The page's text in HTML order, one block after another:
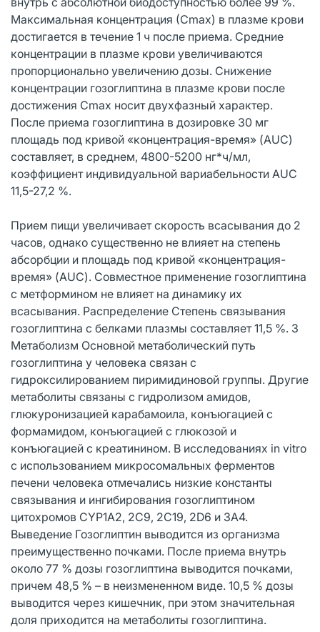
Максимальная концентрация (Сmax) в плазме крови
достигается в течение 1 ч после приема. Средние
концентрации в плазме крови увеличиваются
пропорционально увеличению дозы. Снижение
концентрации гозоглиптина в плазме крови после
достижения Сmax носит двухфазный характер.
После приема гозоглиптина в дозировке 30 мг
площадь под кривой «концентрация-время» (AUC)
составляет, в среднем, 4800-5200 нг*ч/мл,
коэффициент индивидуальной вариабельности AUC
11,5-27,2 %.
Прием пищи увеличивает скорость всасывания до 2
часов, однако существенно не влияет на степень
абсорбции и площадь под кривой «концентрация-
время» (AUC). Совместное применение гозоглиптина
с метформином не влияет на динамику их
всасывания. Распределение Степень связывания
гозоглиптина с белками плазмы составляет 11,5 %. 3
Метаболизм Основной метаболический путь
гозоглиптина у человека связан с
гидроксилированием пиримидиновой группы. Другие
метаболиты связаны с гидролизом амидов,
глюкуронизацией карабамоила, конъюгацией с
формамидом, конъюгацией с глюкозой и
конъюгацией с креатинином. В исследованиях in vitro
с использованием микросомальных ферментов
печени человека отмечались низкие константы
связывания и ингибирования гозоглиптином
цитохромов CYP1A2, 2C9, 2C19, 2D6 и 3A4.
Выведение Гозоглиптин выводится из организма
преимущественно почками. После приема внутрь
около 77 % дозы гозоглиптина выводится почками,
причем 48,5 % – в неизмененном виде. 10,5 % дозы
выводится через кишечник, при этом значительная
доля приходится на метаболиты гозоглиптина.